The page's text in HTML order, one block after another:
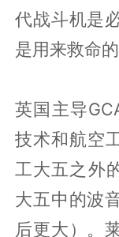
代战斗机是
是用来救命的
英国主导
技术和航空
工大五之外
大五中的波
后更大）。